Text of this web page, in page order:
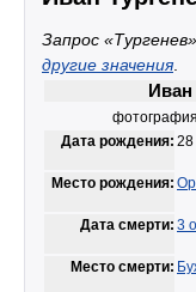
Запрос
другие значения.
Иван
Дата рождения: 28
Место рождения:
Дата смерти: 3
Место смерти: